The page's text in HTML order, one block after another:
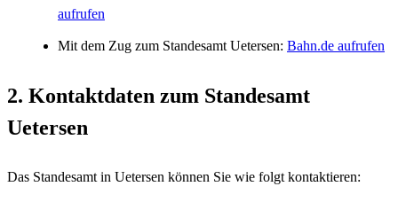
aufrufen
Mit dem Zug zum Standesamt Uetersen: Bahn.de aufrufen
2. Kontaktdaten zum Standesamt
Uetersen
Das Standesamt in Uetersen können Sie wie folgt kontaktieren: